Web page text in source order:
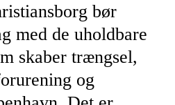
bør
med de uholdbare
skaber trængsel,
og